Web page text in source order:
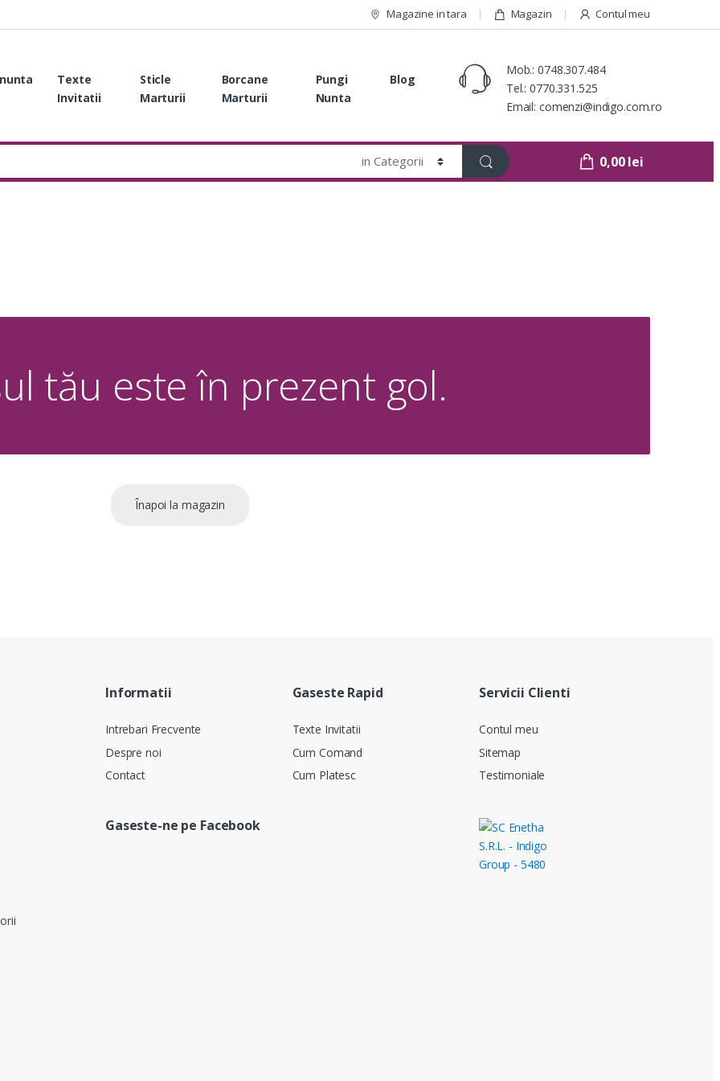
Magazine in tara Magazin Contul meu
Texte
Invitatii
Sticle
Marturii
Borcane
Marturii
Pungi
Nunta
Blog
Mob.:0748.307.484
Tel.:0770.331.525
Email: comenzi@indigo.com.ro
0,00lei
tău este în prezent gol.
Înapoi la magazin
Informatii
Intrebari Frecvente
Despre noi
Contact
Gaseste Rapid
Texte Invitatii
Cum Comand
Cum Platesc
Servicii Clienti
Contul meu
Sitemap
Testimoniale
Gaseste-ne pe Facebook